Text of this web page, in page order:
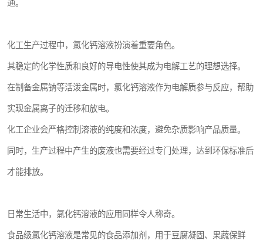
通。
化工生产过程中，氯化钙溶液扮演着重要角色。
其稳定的化学性质和良好的导电性使其成为电解工艺的理想选择。
在制备金属钠等活泼金属时，氯化钙溶液作为电解质参与反应，帮助
实现金属离子的迁移和放电。
化工企业会严格控制溶液的纯度和浓度，避免杂质影响产品质量。
同时，生产过程中产生的废液也需要经过专门处理，达到环保标准后
才能排放。
日常生活中，氯化钙溶液的应用同样令人称奇。
食品级氯化钙溶液是常见的食品添加剂，用于豆腐凝固、果蔬保鲜